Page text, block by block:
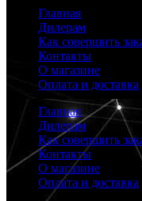
Главная
Дилерам
Как совершить
Контакты
О магазине
Оплата и доставка
Главная
Дилерам
Как совершить
Контакты
О магазине
Оплата и доставка